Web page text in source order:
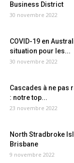
Business District
30 novembre 2022
COVID-19 en
situation pour les...
30 novembre 2022
Cascades à ne pas
: notre top...
23 novembre 2022
North Stradbroke
Brisbane
9 novembre 2022